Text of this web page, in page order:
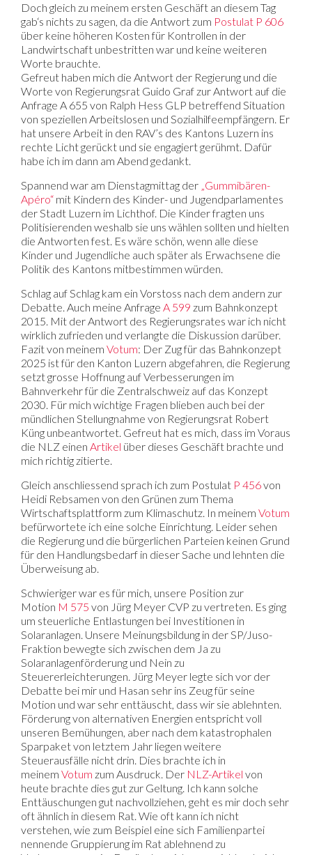
Doch gleich zu meinem ersten Geschäft an diesem Tag
gab‘s nichts zu sagen, da die Antwort zum Postulat P 606
über keine höheren Kosten für Kontrollen in der
Landwirtschaft unbestritten war und keine weiteren
Worte brauchte.
Gefreut haben mich die Antwort der Regierung und die
Worte von Regierungsrat Guido Graf zur Antwort auf die
Anfrage A 655 von Ralph Hess GLP betreffend Situation
von speziellen Arbeitslosen und Sozialhilfeempfängern. Er
hat unsere Arbeit in den RAV’s des Kantons Luzern ins
rechte Licht gerückt und sie engagiert gerühmt. Dafür
habe ich im dann am Abend gedankt.
Spannend war am Dienstagmittag der „Gummibären-
Apéro“ mit Kindern des Kinder- und Jugendparlamentes
der Stadt Luzern im Lichthof. Die Kinder fragten uns
Politisierenden weshalb sie uns wählen sollten und hielten
die Antworten fest. Es wäre schön, wenn alle diese
Kinder und Jugendliche auch später als Erwachsene die
Politik des Kantons mitbestimmen würden.
Schlag auf Schlag kam ein Vorstoss nach dem andern zur
Debatte. Auch meine Anfrage A 599 zum Bahnkonzept
2015. Mit der Antwort des Regierungsrates war ich nicht
wirklich zufrieden und verlangte die Diskussion darüber.
Fazit von meinem Votum: Der Zug für das Bahnkonzept
2025 ist für den Kanton Luzern abgefahren, die Regierung
setzt grosse Hoffnung auf Verbesserungen im
Bahnverkehr für die Zentralschweiz auf das Konzept
2030. Für mich wichtige Fragen blieben auch bei der
mündlichen Stellungnahme von Regierungsrat Robert
Küng unbeantwortet. Gefreut hat es mich, dass im Voraus
die NLZ einen Artikel über dieses Geschäft brachte und
mich richtig zitierte.
Gleich anschliessend sprach ich zum Postulat P 456von
Heidi Rebsamen von den Grünen zum Thema
Wirtschaftsplattform zum Klimaschutz. In meinem Votum
befürwortete ich eine solche Einrichtung. Leider sehen
die Regierung und die bürgerlichen Parteien keinen Grund
für den Handlungsbedarf in dieser Sache und lehnten die
Überweisung ab.
Schwieriger war es für mich, unsere Position zur
Motion M 575 von Jürg Meyer CVP zu vertreten. Es ging
um steuerliche Entlastungen bei Investitionen in
Solaranlagen. Unsere Meinungsbildung in der SP/Juso-
Fraktion bewegte sich zwischen dem Ja zu
Solaranlagenförderung und Nein zu
Steuererleichterungen. Jürg Meyer legte sich vor der
Debatte bei mir und Hasan sehr ins Zeug für seine
Motion und war sehr enttäuscht, dass wir sie ablehnten.
Förderung von alternativen Energien entspricht voll
unseren Bemühungen, aber nach dem katastrophalen
Sparpaket von letztem Jahr liegen weitere
Steuerausfälle nicht drin. Dies brachte ich in
meinem Votum zum Ausdruck. Der NLZ-Artikel von
heute brachte dies gut zur Geltung. Ich kann solche
Enttäuschungen gut nachvollziehen, geht es mir doch sehr
oft ähnlich in diesem Rat. Wie oft kann ich nicht
verstehen, wie zum Beispiel eine sich Familienpartei
nennende Gruppierung im Rat ablehnend zu